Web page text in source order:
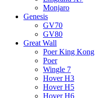
Monjaro
Genesis
GV70
GV80
Great Wall
Poer King Kong
Poer
Wingle 7
Hover H3
Hover H5
Hover H6